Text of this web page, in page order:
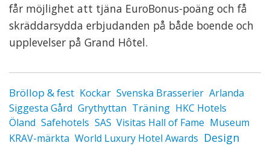
får möjlighet att tjäna EuroBonus-poäng och få
skräddarsydda erbjudanden på både boende och
upplevelser på Grand Hôtel.
Bröllop & fest Kockar Svenska Brasserier Arlanda
Siggesta Gård Grythyttan Träning HKC Hotels
Öland Safehotels SAS Visitas Hall of Fame Museum
KRAV-märkta World Luxury Hotel Awards Design